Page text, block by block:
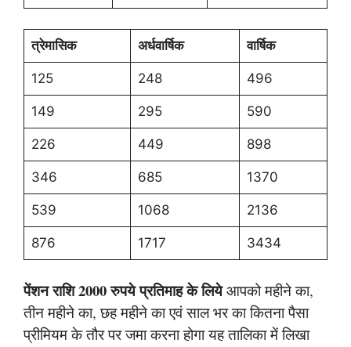
त्रेमासिक अर्धवार्षिक वार्षिक
125 248 496
149 295 590
226 449 898
346 685 1370
539 1068 2136
876 1717 3434
पेंशन राशि 2000 रुपये प्रतिमाह के लियेआपको महीने का,
तीन महीने का, छह महीने का एवं साल भर का कितना पैसा
प्रीमियम के तौर पर जमा करना होगा यह तालिका में लिखा